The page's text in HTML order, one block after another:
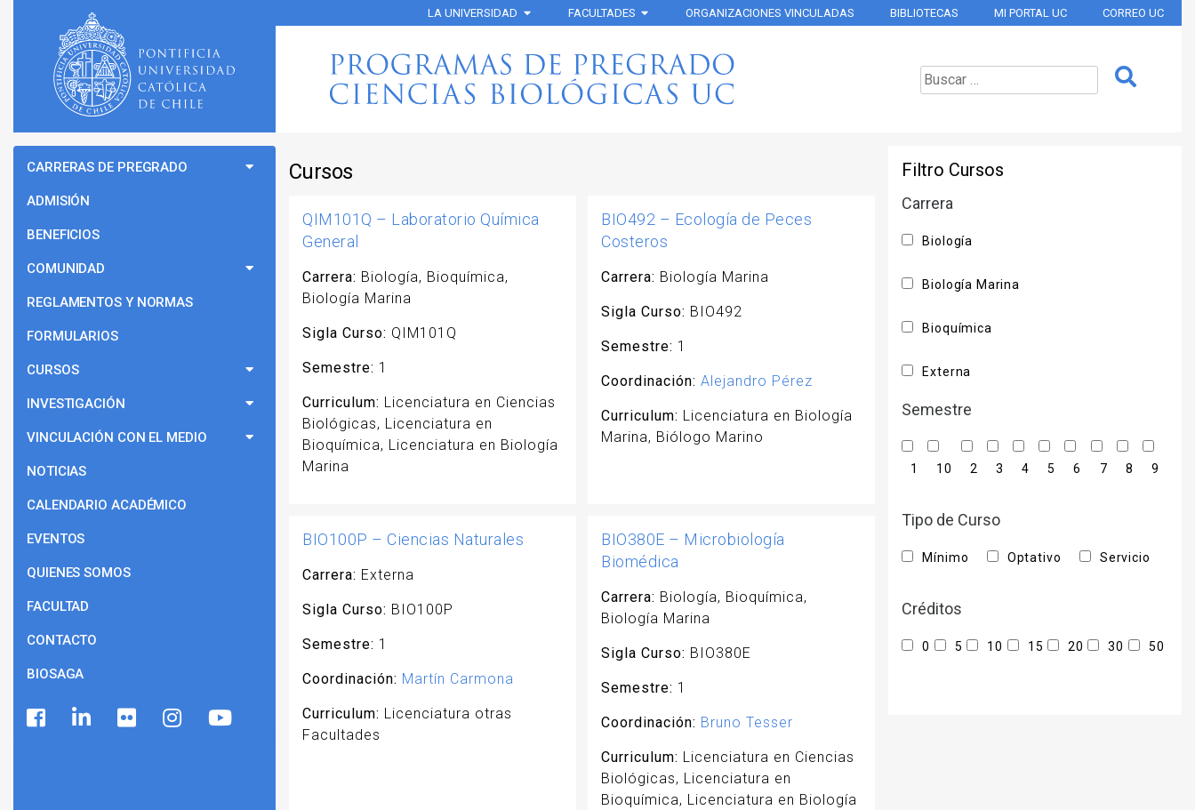
LA UNIVERSIDAD FACULTADES ORGANIZACIONES VINCULADAS BIBLIOTECAS MI PORTAL UC CORREO UC
Cursos
QIM101Q – Laboratorio Química
General
Carrera: Biología, Bioquímica,
Biología Marina
Sigla Curso: QIM101Q
Semestre: 1
Curriculum: Licenciatura en Ciencias
Biológicas, Licenciatura en
Bioquímica, Licenciatura en Biología
Marina
BIO492 – Ecología de Peces
Costeros
Carrera: Biología Marina
Sigla Curso: BIO492
Semestre: 1
Coordinación: Alejandro Pérez
Curriculum: Licenciatura en Biología
Marina, Biólogo Marino
BIO100P – Ciencias Naturales
Carrera: Externa
Sigla Curso: BIO100P
Semestre: 1
Coordinación: Martín Carmona
Curriculum: Licenciatura otras
Facultades
BIO380E – Microbiología
Biomédica
Carrera: Biología, Bioquímica,
Biología Marina
Sigla Curso: BIO380E
Semestre: 1
Coordinación: Bruno Tesser
Curriculum: Licenciatura en Ciencias
Biológicas, Licenciatura en
Bioquímica, Licenciatura en Biología
CARRERAS DE PREGRADO
ADMISIÓN
BENEFICIOS
COMUNIDAD
REGLAMENTOS Y NORMAS
FORMULARIOS
CURSOS
INVESTIGACIÓN
VINCULACIÓN CON EL MEDIO
NOTICIAS
CALENDARIO ACADÉMICO
EVENTOS
QUIENES SOMOS
FACULTAD
CONTACTO
BIOSAGA
Filtro Cursos
Carrera
Biología
Biología Marina
Bioquímica
Externa
Semestre
1 10 2 3 4 5 6 7 8 9
Tipo de Curso
Mínimo Optativo Servicio
Créditos
0 5 10 15 20 30 50